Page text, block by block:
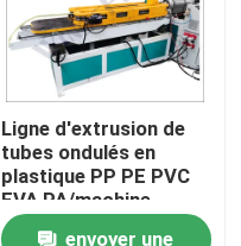
Ligne d'extrusion de
tubes ondulés en
plastique PP PE PVC
EVA PA/machine
d'extrusion de tubes
envoyer une